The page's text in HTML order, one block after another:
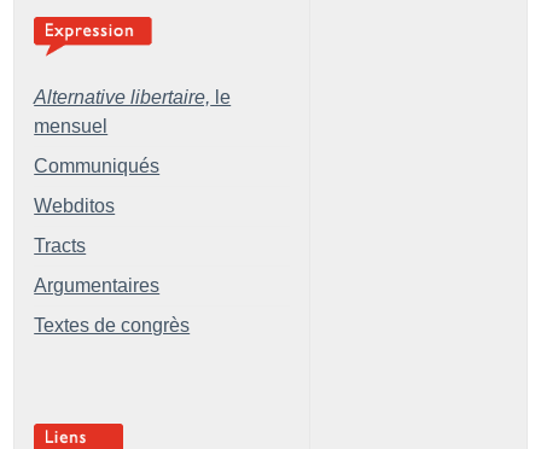
Alternative libertaire, le
mensuel
Communiqués
Webditos
Tracts
Argumentaires
Textes de congrès